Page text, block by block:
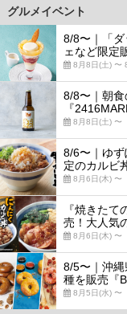
グルメイベント
8/8〜｜「
ェなど限定
8月8日(土) 〜
8/8〜｜朝
『
8月8日(土) 〜
8/6〜｜ゆ
定のカルビ
8月6日(木) 〜
『焼きた
売！大人気
8月6日(木) 〜
8/5〜｜沖
種を販売『
8月5日(水) 〜